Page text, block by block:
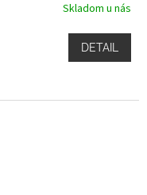
Skladom u nás
DETAIL